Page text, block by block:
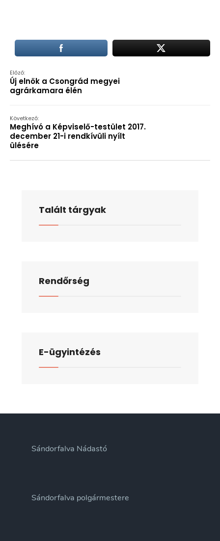
Előző:
Új elnök a Csongrád megyei
agrárkamara élén
Következő:
Meghívó a Képviselő-testület 2017.
december 21-i rendkívüli nyílt
ülésére
Talált tárgyak
Rendőrség
E-ügyintézés
Sándorfalva Nádastó
Sándorfalva polgármestere